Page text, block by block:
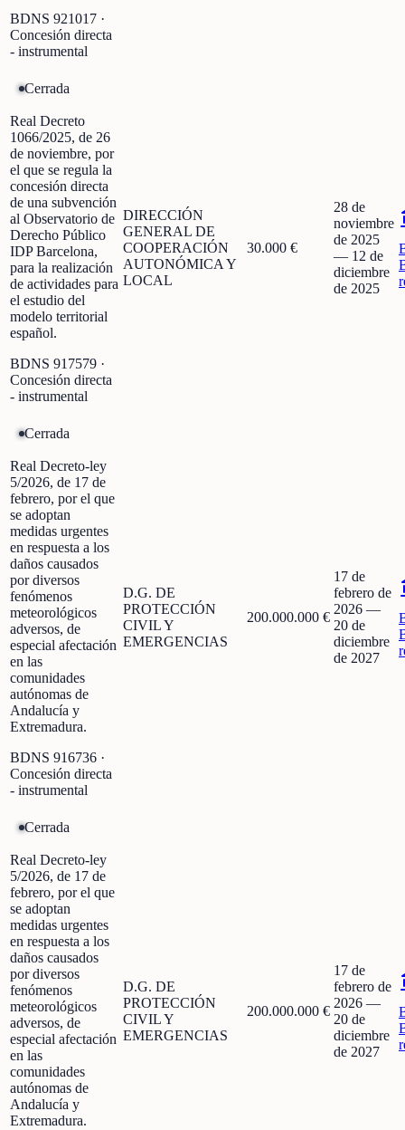
BDNS 921017 ·
Concesión directa
- instrumental
Cerrada
Real Decreto
1066/2025, de 26
de noviembre, por
el que se regula la
concesión directa
de una subvención
al Observatorio de
Derecho Público
IDP Barcelona,
para la realización
de actividades para
el estudio del
modelo territorial
español.
BDNS 917579 ·
Concesión directa
- instrumental
DIRECCIÓN
GENERAL DE
COOPERACIÓN
AUTONÓMICA Y
LOCAL
30.000 €
28 de
noviembre
de 2025
— 12 de
diciembre
de 2025
Cerrada
Real Decreto-ley
5/2026, de 17 de
febrero, por el que
se adoptan
medidas urgentes
en respuesta a los
daños causados
por diversos
fenómenos
meteorológicos
adversos, de
especial afectación
en las
comunidades
autónomas de
Andalucía y
Extremadura.
BDNS 916736 ·
Concesión directa
- instrumental
D.G. DE
PROTECCIÓN
CIVIL Y
EMERGENCIAS
200.000.000 €
17 de
febrero de
2026 —
20 de
diciembre
de 2027
Cerrada
Real Decreto-ley
5/2026, de 17 de
febrero, por el que
se adoptan
medidas urgentes
en respuesta a los
daños causados
por diversos
fenómenos
meteorológicos
adversos, de
especial afectación
en las
comunidades
autónomas de
Andalucía y
Extremadura.
D.G. DE
PROTECCIÓN
CIVIL Y
EMERGENCIAS
200.000.000 €
17 de
febrero de
2026 —
20 de
diciembre
de 2027